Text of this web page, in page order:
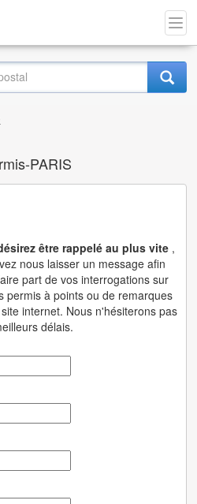
PARIS
être rappelé au plus vite ,
nous laisser un message afin
part de vos interrogations sur
permis à points ou de remarques
internet. Nous n'hésiterons pas
délais.